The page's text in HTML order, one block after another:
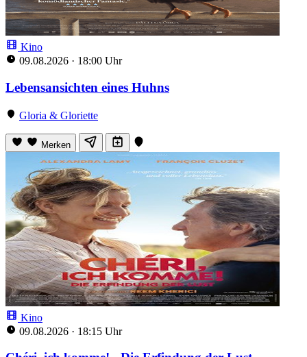
Kino
09.08.2026 · 18:00 Uhr
Lebensansichten eines Huhns
Gloria & Gloriette
Merken
Kino
09.08.2026 · 18:15 Uhr